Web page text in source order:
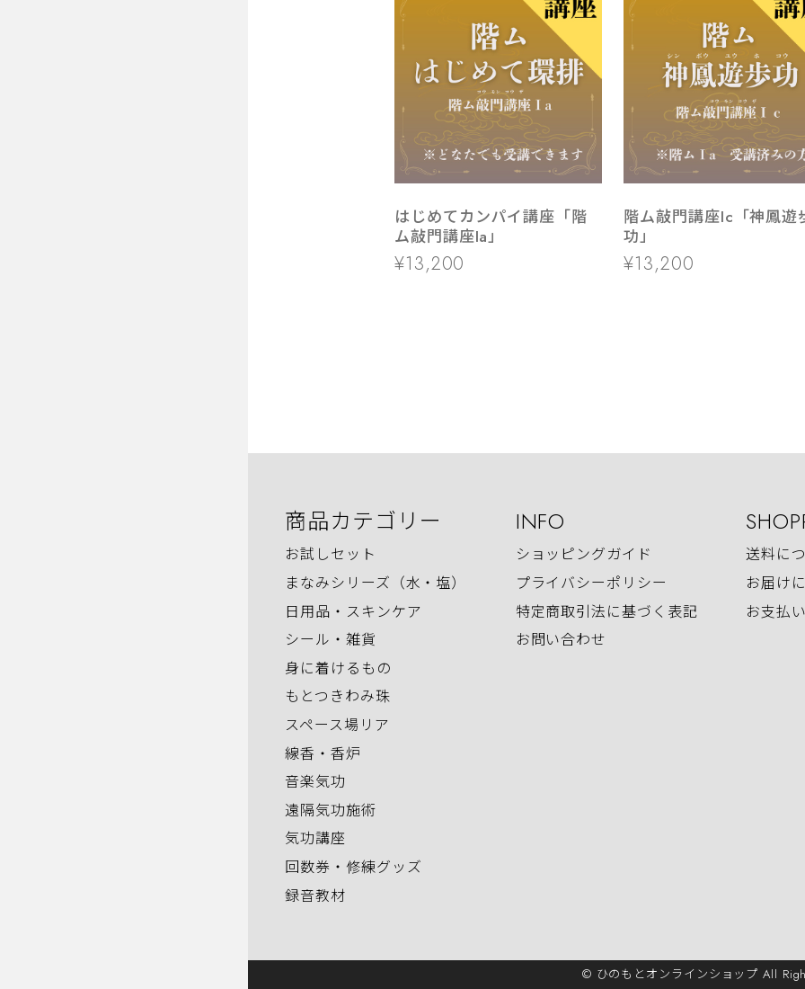
はじめてカンパイ講座「階
ム敲門講座Ia」
¥13,200
階ム敲門講座Ic「神鳳遊
功」
¥13,200
商品カテゴリー
お試しセット
まなみシリーズ（水・塩）
日用品・スキンケア
シール・雑貨
身に着けるもの
もとつきわみ珠
スペース場リア
線香・香炉
音楽気功
遠隔気功施術
気功講座
回数券・修練グッズ
録音教材
INFO
ショッピングガイド
プライバシーポリシー
特定商取引法に基づく表記
お問い合わせ
送料に
お届け
お支払
© ひのもとオンラインショップ All